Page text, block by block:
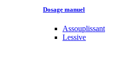
Dosage manuel
Assouplissant
Lessive